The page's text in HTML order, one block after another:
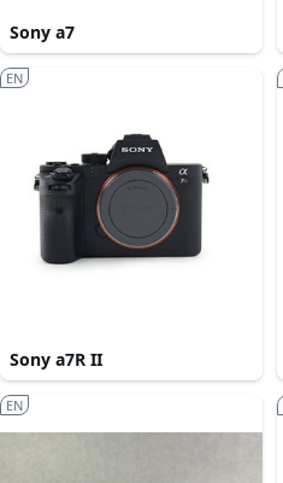
Sony a7
Sony a7R II
EN
EN